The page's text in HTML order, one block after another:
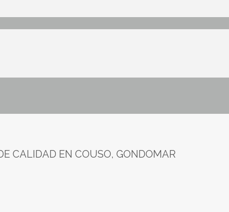
CALIDAD EN COUSO, GONDOMAR